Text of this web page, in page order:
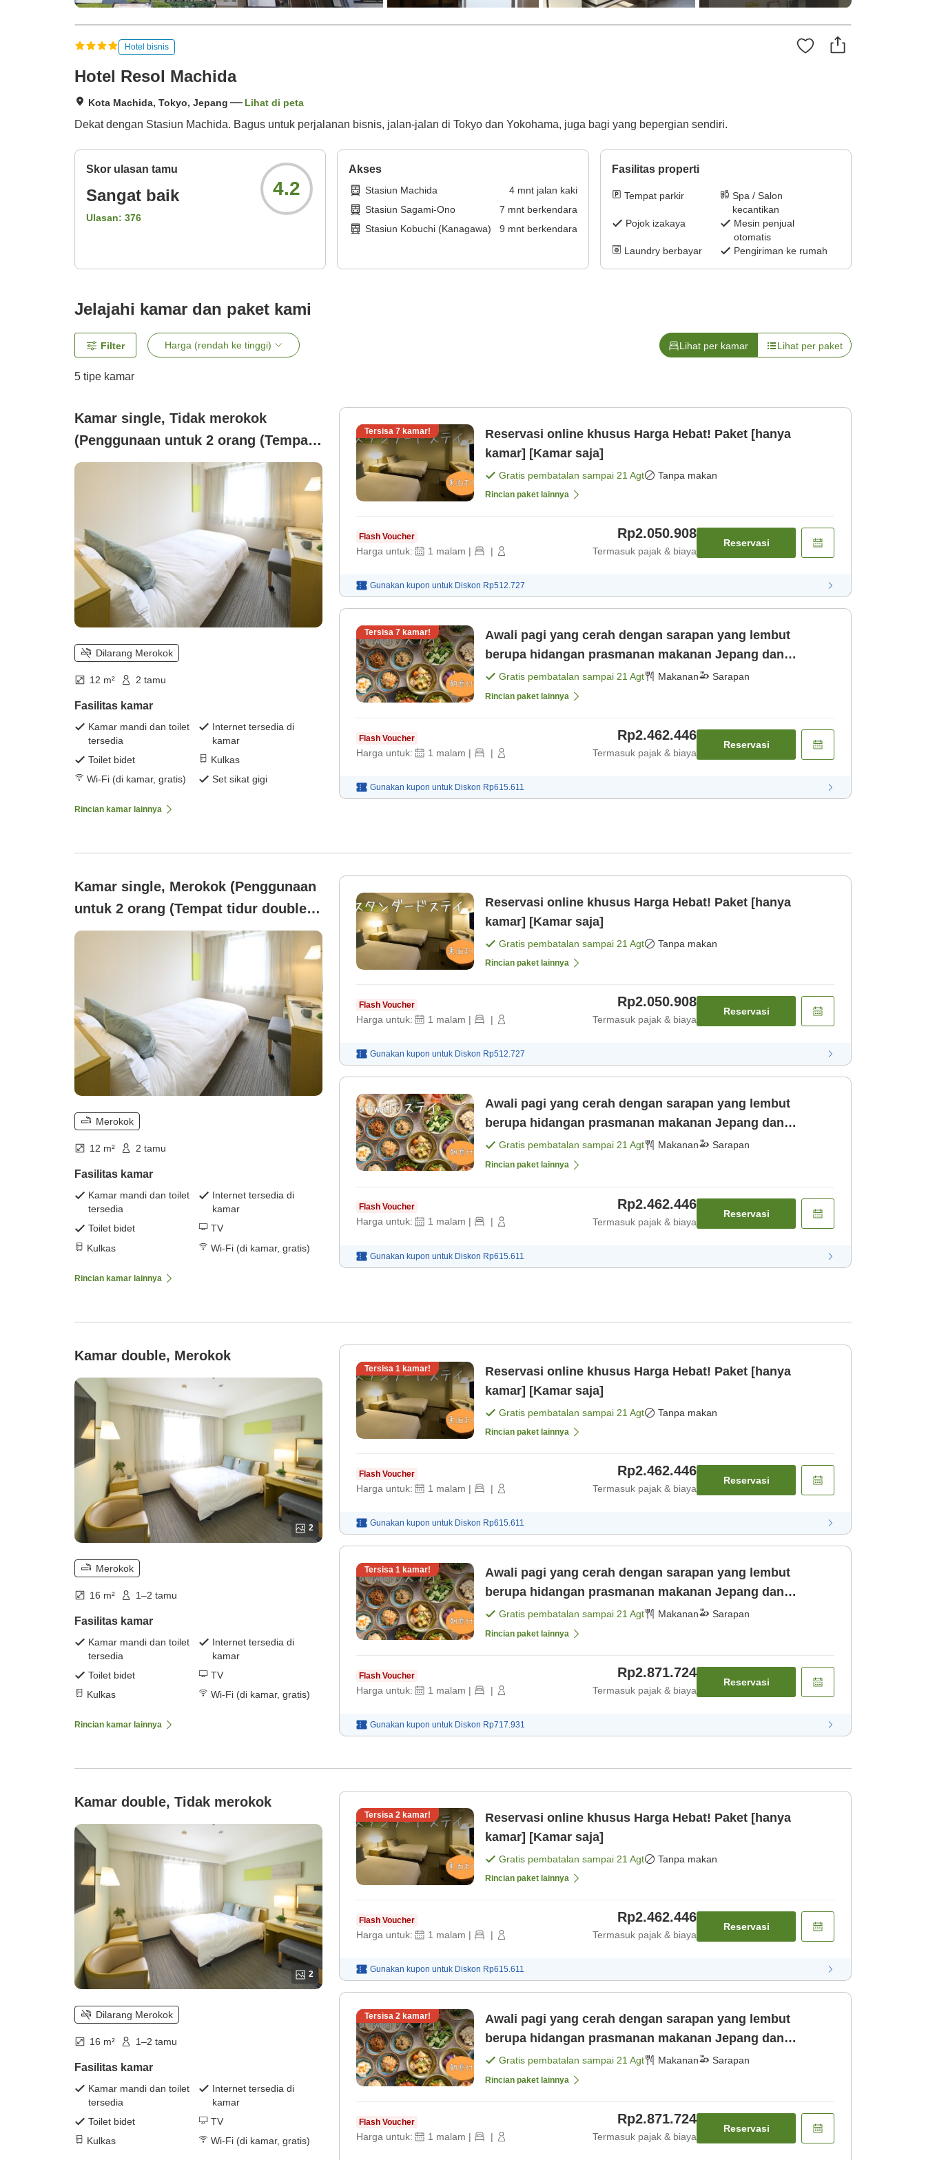
Hotel bisnis
Hotel Resol Machida
Kota Machida, Tokyo, Jepang Lihat di peta
Dekat dengan Stasiun Machida. Bagus untuk perjalanan bisnis, jalan-jalan di Tokyo dan Yokohama, juga bagi yang bepergian sendiri.
Skor ulasan tamu
Sangat baik
Ulasan: 376
4.2
Akses
Stasiun Machida 4mnt jalan kaki
Stasiun Sagami-Ono
7 mnt berkendara
Stasiun Kobuchi (Kanagawa)
9 mnt berkendara
Fasilitas properti
Tempat parkir
Spa / Salon
kecantikan
Pojok izakaya
Mesin penjual
otomatis
Laundry berbayar
Pengiriman ke rumah
Jelajahi kamar dan paket kami
Filter Harga (rendah ke tinggi) Lihat per kamar Lihat per paket
5 tipe kamar
Kamar single, Tidak merokok
(Penggunaan untuk 2 orang (Tempat
tidur double kecil))
Dilarang Merokok
12 m² 2 tamu
Fasilitas kamar
Kamar mandi dan toilet
tersedia
Internet tersedia di
kamar
Toilet bidet
Kulkas
Wi-Fi (di kamar, gratis)
Set sikat gigi
Rincian kamar lainnya
Tersisa 7 kamar!
Reservasi online khusus Harga Hebat! Paket [hanya
kamar] [Kamar saja]
Gratis pembatalan sampai 21 Agt Tanpa makan
Rincian paket lainnya
Flash Voucher
Harga untuk: 1 malam | |
Rp2.050.908
Termasuk pajak & biaya
Reservasi
Gunakan kupon untuk Diskon Rp512.727
Tersisa 7 kamar!
Awali pagi yang cerah dengan sarapan yang lembut
berupa hidangan prasmanan makanan Jepang dan
sayuran segar[Termasuk sarapan] [Sarapan]
Gratis pembatalan sampai 21 Agt Makanan Sarapan
Rincian paket lainnya
Flash Voucher
Harga untuk: 1 malam | |
Rp2.462.446
Termasuk pajak & biaya
Reservasi
Gunakan kupon untuk Diskon Rp615.611
Kamar single, Merokok (Penggunaan
untuk 2 orang (Tempat tidur double
kecil))
Merokok
12 m² 2 tamu
Fasilitas kamar
Kamar mandi dan toilet
tersedia
Internet tersedia di
kamar
Toilet bidet
TV
Kulkas
Wi-Fi (di kamar, gratis)
Rincian kamar lainnya
Reservasi online khusus Harga Hebat! Paket [hanya
kamar] [Kamar saja]
Gratis pembatalan sampai 21 Agt Tanpa makan
Rincian paket lainnya
Flash Voucher
Harga untuk: 1 malam | |
Rp2.050.908
Termasuk pajak & biaya
Reservasi
Gunakan kupon untuk Diskon Rp512.727
Awali pagi yang cerah dengan sarapan yang lembut
berupa hidangan prasmanan makanan Jepang dan
sayuran segar[Termasuk sarapan] [Sarapan]
Gratis pembatalan sampai 21 Agt Makanan Sarapan
Rincian paket lainnya
Flash Voucher
Harga untuk: 1 malam | |
Rp2.462.446
Termasuk pajak & biaya
Reservasi
Gunakan kupon untuk Diskon Rp615.611
Kamar double, Merokok
2
Merokok
16 m² 1–2 tamu
Fasilitas kamar
Kamar mandi dan toilet
tersedia
Internet tersedia di
kamar
Toilet bidet
TV
Kulkas
Wi-Fi (di kamar, gratis)
Rincian kamar lainnya
Tersisa 1 kamar!
Reservasi online khusus Harga Hebat! Paket [hanya
kamar] [Kamar saja]
Gratis pembatalan sampai 21 Agt Tanpa makan
Rincian paket lainnya
Flash Voucher
Harga untuk: 1 malam | |
Rp2.462.446
Termasuk pajak & biaya
Reservasi
Gunakan kupon untuk Diskon Rp615.611
Tersisa 1 kamar!
Awali pagi yang cerah dengan sarapan yang lembut
berupa hidangan prasmanan makanan Jepang dan
sayuran segar[Termasuk sarapan] [Sarapan]
Gratis pembatalan sampai 21 Agt Makanan Sarapan
Rincian paket lainnya
Flash Voucher
Harga untuk: 1 malam | |
Rp2.871.724
Termasuk pajak & biaya
Reservasi
Gunakan kupon untuk Diskon Rp717.931
Kamar double, Tidak merokok
2
Dilarang Merokok
16 m² 1–2 tamu
Fasilitas kamar
Kamar mandi dan toilet
tersedia
Internet tersedia di
kamar
Toilet bidet
TV
Kulkas
Wi-Fi (di kamar, gratis)
Tersisa 2 kamar!
Reservasi online khusus Harga Hebat! Paket [hanya
kamar] [Kamar saja]
Gratis pembatalan sampai 21 Agt Tanpa makan
Rincian paket lainnya
Flash Voucher
Harga untuk: 1 malam | |
Rp2.462.446
Termasuk pajak & biaya
Reservasi
Gunakan kupon untuk Diskon Rp615.611
Tersisa 2 kamar!
Awali pagi yang cerah dengan sarapan yang lembut
berupa hidangan prasmanan makanan Jepang dan
sayuran segar[Termasuk sarapan] [Sarapan]
Gratis pembatalan sampai 21 Agt Makanan Sarapan
Rincian paket lainnya
Flash Voucher
Harga untuk: 1 malam | |
Rp2.871.724
Termasuk pajak & biaya
Reservasi